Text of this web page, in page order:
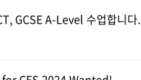
GCSE A-Level 수업합니다.